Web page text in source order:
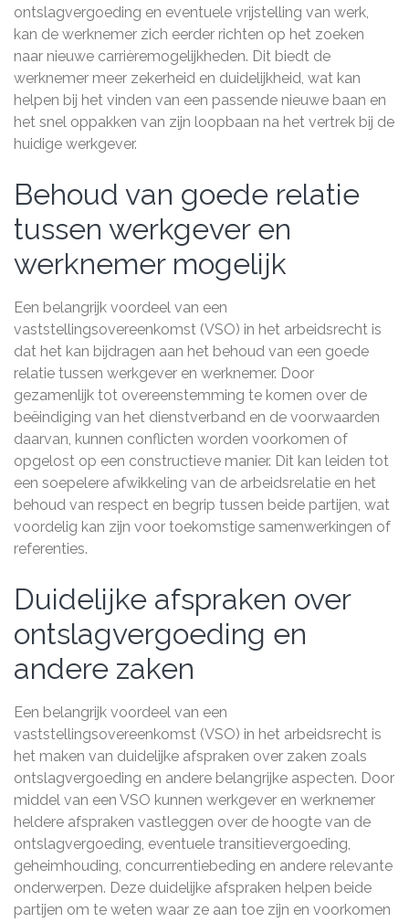
ontslagvergoeding en eventuele vrijstelling van werk,
kan de werknemer zich eerder richten op het zoeken
naar nieuwe carrièremogelijkheden. Dit biedt de
werknemer meer zekerheid en duidelijkheid, wat kan
helpen bij het vinden van een passende nieuwe baan en
het snel oppakken van zijn loopbaan na het vertrek bij de
huidige werkgever.
Behoud van goede relatie
tussen werkgever en
werknemer mogelijk
Een belangrijk voordeel van een
vaststellingsovereenkomst (VSO) in het arbeidsrecht is
dat het kan bijdragen aan het behoud van een goede
relatie tussen werkgever en werknemer. Door
gezamenlijk tot overeenstemming te komen over de
beëindiging van het dienstverband en de voorwaarden
daarvan, kunnen conflicten worden voorkomen of
opgelost op een constructieve manier. Dit kan leiden tot
een soepelere afwikkeling van de arbeidsrelatie en het
behoud van respect en begrip tussen beide partijen, wat
voordelig kan zijn voor toekomstige samenwerkingen of
referenties.
Duidelijke afspraken over
ontslagvergoeding en
andere zaken
Een belangrijk voordeel van een
vaststellingsovereenkomst (VSO) in het arbeidsrecht is
het maken van duidelijke afspraken over zaken zoals
ontslagvergoeding en andere belangrijke aspecten. Door
middel van een VSO kunnen werkgever en werknemer
heldere afspraken vastleggen over de hoogte van de
ontslagvergoeding, eventuele transitievergoeding,
geheimhouding, concurrentiebeding en andere relevante
onderwerpen. Deze duidelijke afspraken helpen beide
partijen om te weten waar ze aan toe zijn en voorkomen